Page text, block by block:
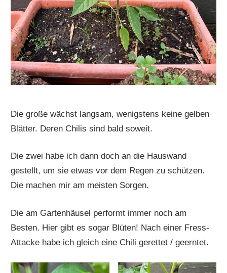
Die große wächst langsam, wenigstens keine gelben
Blätter. Deren Chilis sind bald soweit.
Die zwei habe ich dann doch an die Hauswand
gestellt, um sie etwas vor dem Regen zu schützen.
Die machen mir am meisten Sorgen.
Die am Gartenhäusel performt immer noch am
Besten. Hier gibt es sogar Blüten! Nach einer Fress-
Attacke habe ich gleich eine Chili gerettet / geerntet.